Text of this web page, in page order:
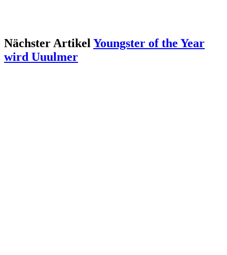
Nächster ArtikelYoungster of the Year
wird Uuulmer